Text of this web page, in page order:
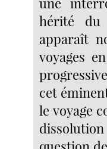
hérité du
apparaît
voyages
cet
le voyage